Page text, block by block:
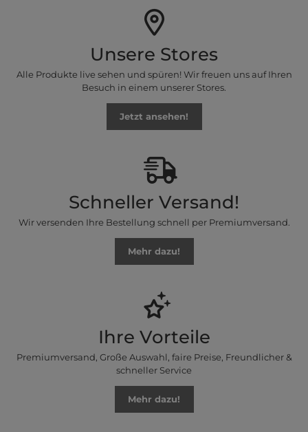
Unsere Stores
Alle Produkte live sehen und spüren! Wir freuen uns auf Ihren
Besuch in einem unserer Stores.
Jetzt ansehen!
Schneller Versand!
Wir versenden Ihre Bestellung schnell per Premiumversand.
Mehr dazu!
Ihre Vorteile
Premiumversand, Große Auswahl, faire Preise, Freundlicher &
schneller Service
Mehr dazu!